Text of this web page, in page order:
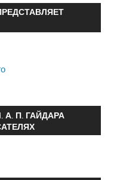
П. ГАЙДАРА